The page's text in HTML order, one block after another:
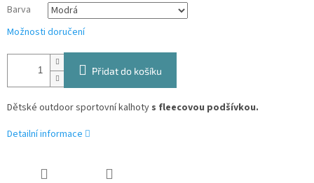
Barva
Možnosti doručení
Přidat do košíku
Dětské outdoor sportovní kalhoty s fleecovou podšívkou.
Detailní informace